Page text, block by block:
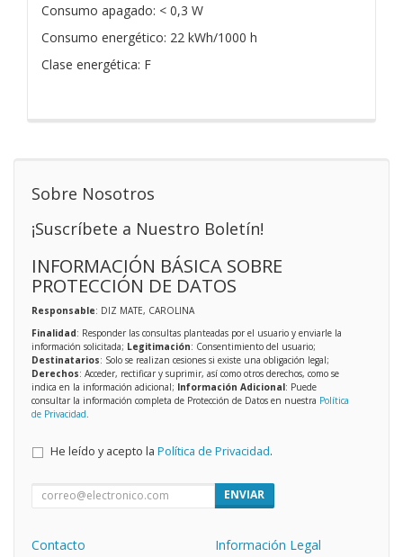
Consumo apagado: < 0,3 W
Consumo energético: 22 kWh/1000 h
Clase energética: F
Sobre Nosotros
¡Suscríbete a Nuestro Boletín!
INFORMACIÓN BÁSICA SOBRE
PROTECCIÓN DE DATOS
Responsable: DIZ MATE, CAROLINA
Finalidad: Responder las consultas planteadas por el usuario y enviarle la
información solicitada; Legitimación: Consentimiento del usuario;
Destinatarios: Solo se realizan cesiones si existe una obligación legal;
Derechos: Acceder, rectificar y suprimir, así como otros derechos, como se
indica en la información adicional; Información Adicional: Puede
consultar la información completa de Protección de Datos en nuestra Política
de Privacidad
He leído y acepto la Política de Privacidad.
ENVIAR
Contacto
Información Legal